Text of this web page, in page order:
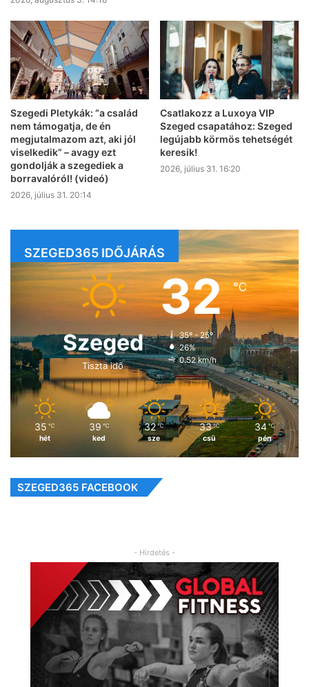
Szegedi Pletykák: “a család
nem támogatja, de én
megjutalmazom azt, aki jól
viselkedik” – avagy ezt
gondolják a szegediek a
borravalóról! (videó)
2026, július 31. 20:14
Csatlakozz a Luxoya VIP
Szeged csapatához: Szeged
legújabb körmös tehetségét
keresik!
2026, július 31. 16:20
SZEGED365 IDŐJÁRÁS
Szeged
Tiszta idő
32℃
35º - 25º
26%
0.52 km/h
35 ℃
hét
39 ℃
ked
32 ℃
sze
33 ℃
csü
34 ℃
pén
SZEGED365 FACEBOOK
- Hirdetés -